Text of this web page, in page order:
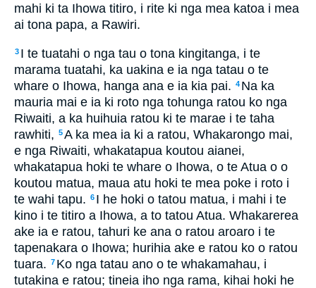
mahi ki ta Ihowa titiro, i rite ki nga mea katoa i mea
ai tona papa, a Rawiri.
3 I te tuatahi o nga tau o tona kingitanga, i te
marama tuatahi, ka uakina e ia nga tatau o te
whare o Ihowa, hanga ana e ia kia pai. 4 Na ka
mauria mai e ia ki roto nga tohunga ratou ko nga
Riwaiti, a ka huihuia ratou ki te marae i te taha
rawhiti, 5A ka mea ia ki a ratou, Whakarongo mai,
e nga Riwaiti, whakatapua koutou aianei,
whakatapua hoki te whare o Ihowa, o te Atua o o
koutou matua, maua atu hoki te mea poke i roto i
te wahi tapu. 6 I he hoki o tatou matua, i mahi i te
kino i te titiro a Ihowa, a to tatou Atua. Whakarerea
ake ia e ratou, tahuri ke ana o ratou aroaro i te
tapenakara o Ihowa; hurihia ake e ratou ko o ratou
tuara. 7 Ko nga tatau ano o te whakamahau, i
tutakina e ratou; tineia iho nga rama, kihai hoki he